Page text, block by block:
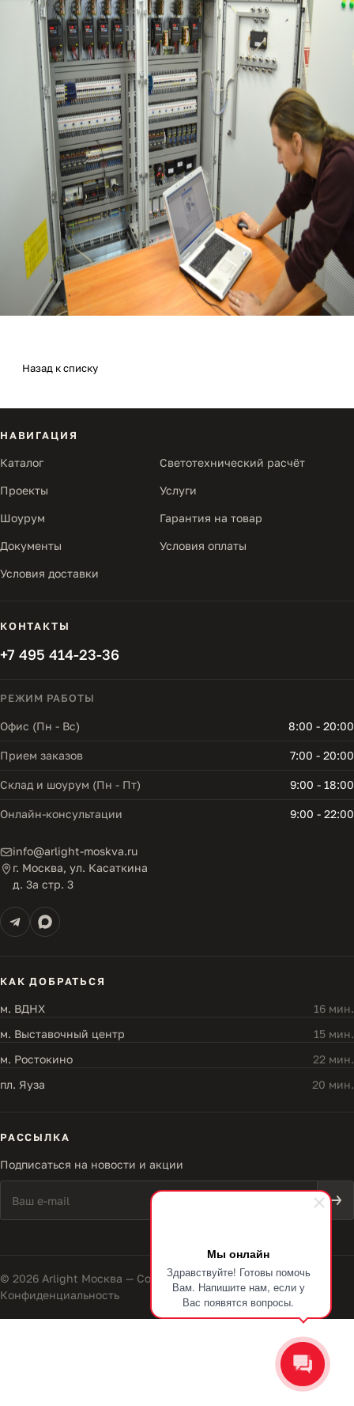
Мы онлайн
Здравствуйте! Готовы помочь
Вам. Напишите нам, если у
Вас появятся вопросы.
Назад к списку
НАВИГАЦИЯ
Каталог Светотехнический расчёт
Проекты Услуги
Шоурум Гарантия на товар
Документы Условия оплаты
Условия доставки
КОНТАКТЫ
+7 495 414-23-36
РЕЖИМ РАБОТЫ
Офис (Пн - Вс) 8:00 - 20:00
Прием заказов 7:00 - 20:00
Склад и шоурум (Пн - Пт) 9:00 - 18:00
Онлайн-консультации 9:00 - 22:00
info@arlight-moskva.ru
г. Москва, ул. Касаткина
д. 3а стр. 3
КАК ДОБРАТЬСЯ
м. ВДНХ
16 мин.
м. Выставочный центр
15 мин.
м. Ростокино
22 мин.
пл. Яуза
20 мин.
РАССЫЛКА
Подписаться на новости и акции
© 2026 Arlight Москва — Совершенство света
Конфиденциальность